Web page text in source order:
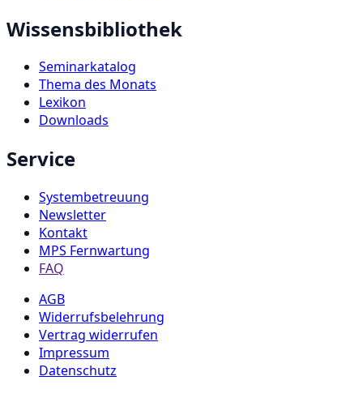
Wissensbibliothek
Seminarkatalog
Thema des Monats
Lexikon
Downloads
Service
Systembetreuung
Newsletter
Kontakt
MPS Fernwartung
FAQ
AGB
Widerrufsbelehrung
Vertrag widerrufen
Impressum
Datenschutz